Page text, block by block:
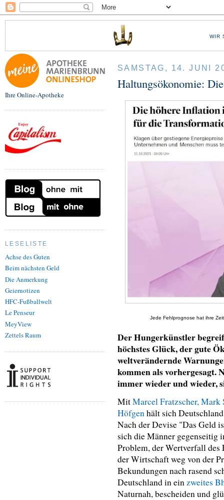
WIR
Ihre Online-Apotheke
LESELISTE
Achse des Guten
Beim nächsten Geld
Die Anmerkung
Geiernotizen
HFC-Fußballwelt
Le Penseur
MeyView
Zettels Raum
SAMSTAG, 14. JUNI
Haltungsökonomie:
Jede Fehlprognose hat ihre
Der Hungerkünstler
höchstes Glück, der gute
weltverändernde
kommen als vorhergesagt.
immer wieder und wieder,
MitMarcel Fratzscher,
Höfgen hält sich
Nach der Devise "Das Geld
sich die Männer
Problem, der Wertverfall des
der Wirtschaft weg von der
Bekundungen nach rasend
Deutschland in ein zweites
Naturnah, bescheiden und